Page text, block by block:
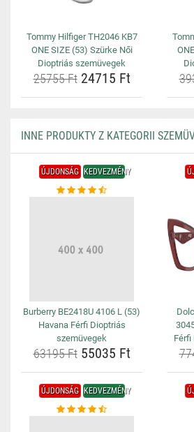
Tommy Hilfiger TH2046 KB7
ONE SIZE (53) Szürke Női
Dioptriás szemüvegek
25755 Ft24715 Ft
INNE PRODUKTY Z KATEGORII
ÚJDONSÁG KEDVEZMÉNY
Burberry BE2418U 4106 L (53)
Havana Férfi Dioptriás
szemüvegek
63195 Ft55035 Ft
Férfi
ÚJDONSÁG KEDVEZMÉNY